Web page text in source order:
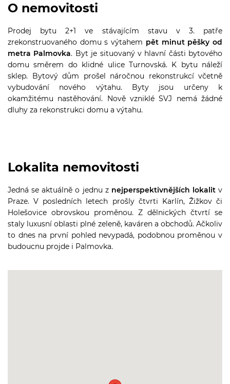
O nemovitosti
Prodej bytu 2+1 ve stávajícím stavu v 3. patře
zrekonstruovaného domu s výtahem pět minut pěšky od
metra Palmovka. Byt je situovaný v hlavní části bytového
domu směrem do klidné ulice Turnovská. K bytu náleží
sklep. Bytový dům prošel náročnou rekonstrukcí včetně
vybudování nového výtahu. Byty jsou určeny k
okamžitému nastěhování. Nově vzniklé SVJ nemá žádné
dluhy za rekonstrukci domu a výtahu.
Lokalita nemovitosti
Jedná se aktuálně o jednu z nejperspektivnějších lokalitv
Praze. V posledních letech prošly čtvrti Karlín, Žižkov či
Holešovice obrovskou proměnou. Z dělnických čtvrtí se
staly luxusní oblasti plné zeleně, kaváren a obchodů. Ačkoliv
to dnes na první pohled nevypadá, podobnou proměnou v
budoucnu projde i Palmovka.